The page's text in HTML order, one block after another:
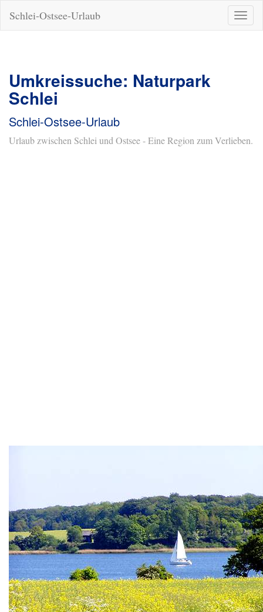
ein-/
Schlei-Ostsee-Urlaub
Umkreissuche: Naturpark
Schlei
Schlei-Ostsee-Urlaub
Urlaub zwischen Schlei und Ostsee - Eine Region zum Verlieben.